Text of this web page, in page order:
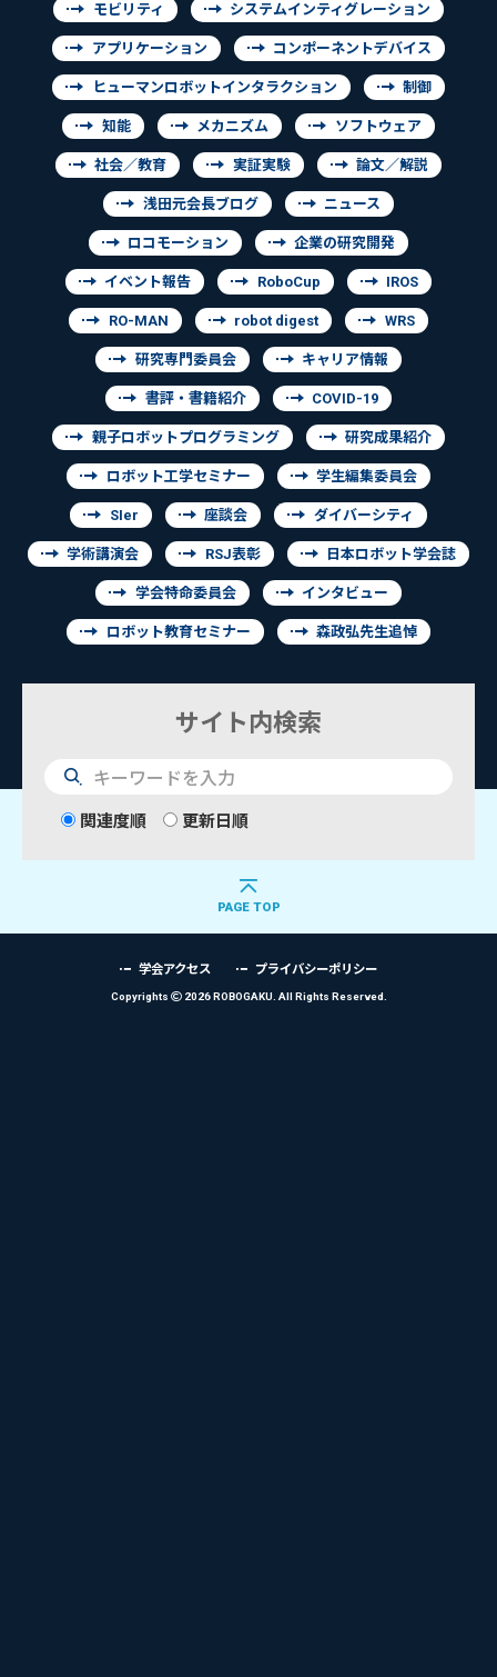
モビリティ システムインティグレーション
アプリケーション コンポーネントデバイス
ヒューマンロボットインタラクション 制御
知能 メカニズム ソフトウェア
社会／教育 実証実験 論文／解説
浅田元会長ブログ ニュース
ロコモーション 企業の研究開発
イベント報告 RoboCup IROS
RO-MAN robot digest WRS
研究専門委員会 キャリア情報
書評・書籍紹介 COVID-19
親子ロボットプログラミング 研究成果紹介
ロボット工学セミナー 学生編集委員会
SIer 座談会 ダイバーシティ
学術講演会 RSJ表彰 日本ロボット学会誌
学会特命委員会 インタビュー
ロボット教育セミナー 森政弘先生追悼
サイト内検索
検
索
関連度順 更新日順
PAGE TOP
学会アクセス プライバシーポリシー
Copyrights 2026 ROBOGAKU. All Rights Reserved.